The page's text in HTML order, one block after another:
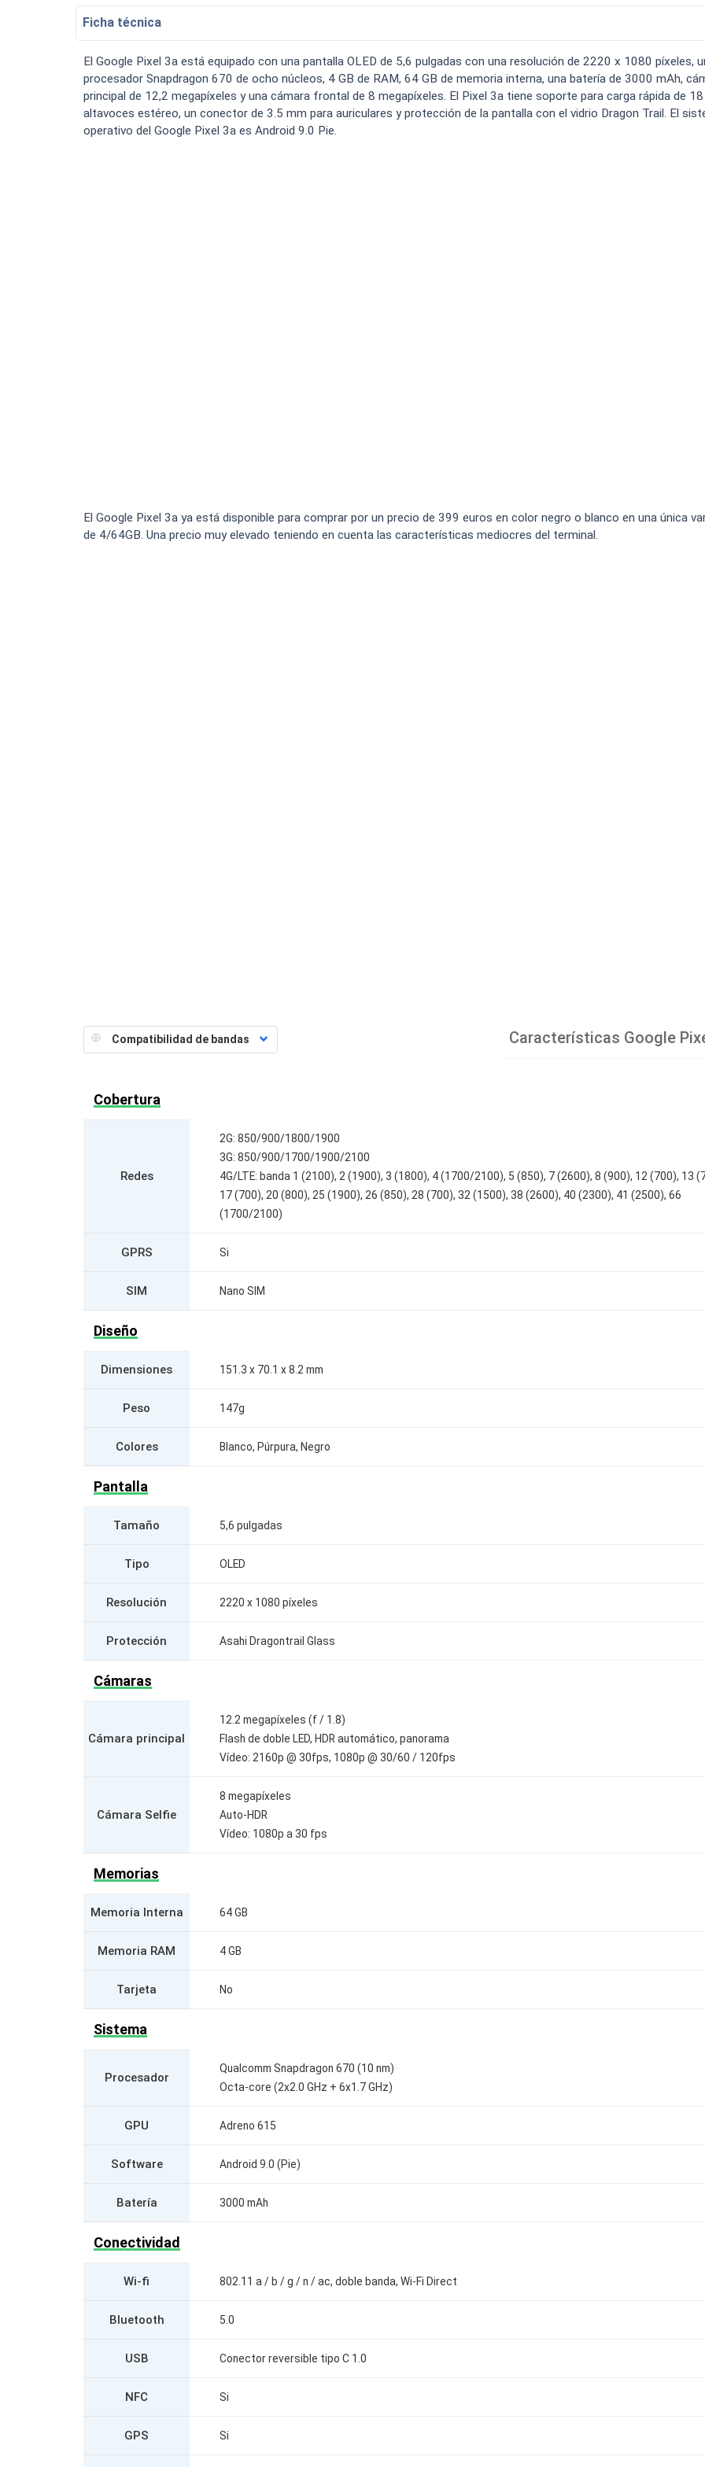
Hola me gustaría saber Si el celula...
VER MÁS
Ficha técnica
El Google Pixel 3a está equipado con una pantalla OLED de 5,6 pulgadas con una resolución de 2220 x 1080 píxeles,
procesador Snapdragon 670 de ocho núcleos, 4 GB de RAM, 64 GB de memoria interna, una batería de 3000 mAh,
principal de 12,2 megapíxeles y una cámara frontal de 8 megapíxeles. El Pixel 3a tiene soporte para carga rápida de 18
altavoces estéreo, un conector de 3.5 mm para auriculares y protección de la pantalla con el vidrio Dragon Trail. El
operativo del Google Pixel 3a es Android 9.0 Pie.
El Google Pixel 3a ya está disponible para comprar por un precio de 399 euros en color negro o blanco en una única
de 4/64GB. Una precio muy elevado teniendo en cuenta las características mediocres del terminal.
Características Google
Cobertura
Redes
2G: 850/900/1800/1900
3G: 850/900/1700/1900/2100
4G/LTE: banda 1 (2100), 2 (1900), 3 (1800), 4 (1700/2100), 5 (850), 7 (2600), 8 (900), 12 (700), 13
17 (700), 20 (800), 25 (1900), 26 (850), 28 (700), 32 (1500), 38 (2600), 40 (2300), 41 (2500), 66
(1700/2100)
GPRS Si
SIM Nano SIM
Diseño
Dimensiones 151.3 x 70.1 x 8.2 mm
Peso 147g
Colores Blanco, Púrpura, Negro
Pantalla
Tamaño 5,6 pulgadas
Tipo OLED
Resolución 2220 x 1080 píxeles
Protección Asahi Dragontrail Glass
Cámaras
Cámara principal
12.2 megapíxeles (f / 1.8)
Flash de doble LED, HDR automático, panorama
Vídeo: 2160p @ 30fps, 1080p @ 30/60 / 120fps
Cámara Selfie
8 megapíxeles
Auto-HDR
Vídeo: 1080p a 30 fps
Memorias
Memoria Interna 64 GB
Memoria RAM 4 GB
Tarjeta No
Sistema
Procesador
Qualcomm Snapdragon 670 (10 nm)
Octa-core (2x2.0 GHz + 6x1.7 GHz)
GPU Adreno 615
Software Android 9.0 (Pie)
Batería 3000 mAh
Conectividad
Wi-fi 802.11 a / b / g / n / ac, doble banda, Wi-Fi Direct
Bluetooth 5.0
USB Conector reversible tipo C 1.0
NFC Si
GPS Si